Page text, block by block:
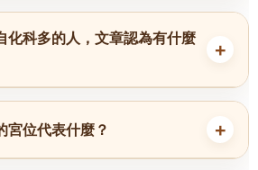
化科多的人，文章認為有什麼
宮位代表什麼？